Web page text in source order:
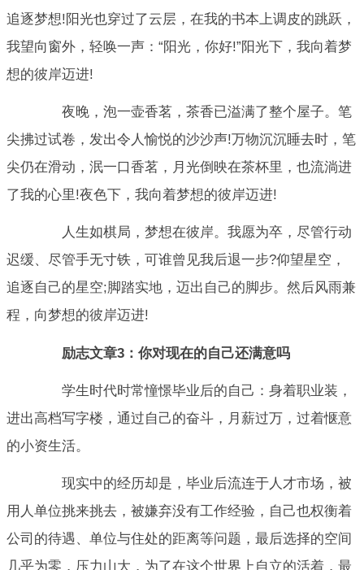
追逐梦想!阳光也穿过了云层，在我的书本上调皮的跳跃，
我望向窗外，轻唤一声：“阳光，你好!”阳光下，我向着梦
想的彼岸迈进!
夜晚，泡一壶香茗，茶香已溢满了整个屋子。笔
尖拂过试卷，发出令人愉悦的沙沙声!万物沉沉睡去时，笔
尖仍在滑动，泯一口香茗，月光倒映在茶杯里，也流淌进
了我的心里!夜色下，我向着梦想的彼岸迈进!
人生如棋局，梦想在彼岸。我愿为卒，尽管行动
迟缓、尽管手无寸铁，可谁曾见我后退一步?仰望星空，
追逐自己的星空;脚踏实地，迈出自己的脚步。然后风雨兼
程，向梦想的彼岸迈进!
励志文章3：你对现在的自己还满意吗
学生时代时常憧憬毕业后的自己：身着职业装，
进出高档写字楼，通过自己的奋斗，月薪过万，过着惬意
的小资生活。
现实中的经历却是，毕业后流连于人才市场，被
用人单位挑来挑去，被嫌弃没有工作经验，自己也权衡着
公司的待遇、单位与住处的距离等问题，最后选择的空间
几乎为零，压力山大，为了在这个世界上自立的活着，最